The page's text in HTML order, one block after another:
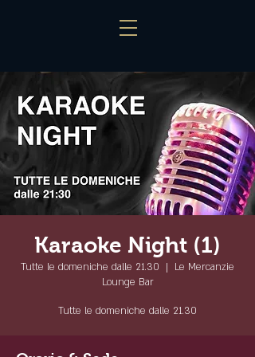
Karaoke Night (1)
Tutte le domeniche dalle 21.30
  |
Le Mercanzie
Lounge Bar
Tutte le domeniche dalle 21.30